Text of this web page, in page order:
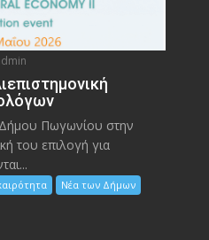
Πωγωνίου στην
του επιλογή για
Νέα των Δήμων